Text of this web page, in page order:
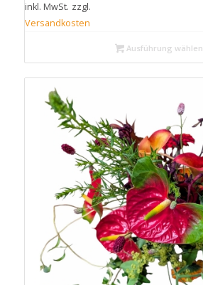
inkl. MwSt. zzgl.
Versandkosten
Ausführung wählen